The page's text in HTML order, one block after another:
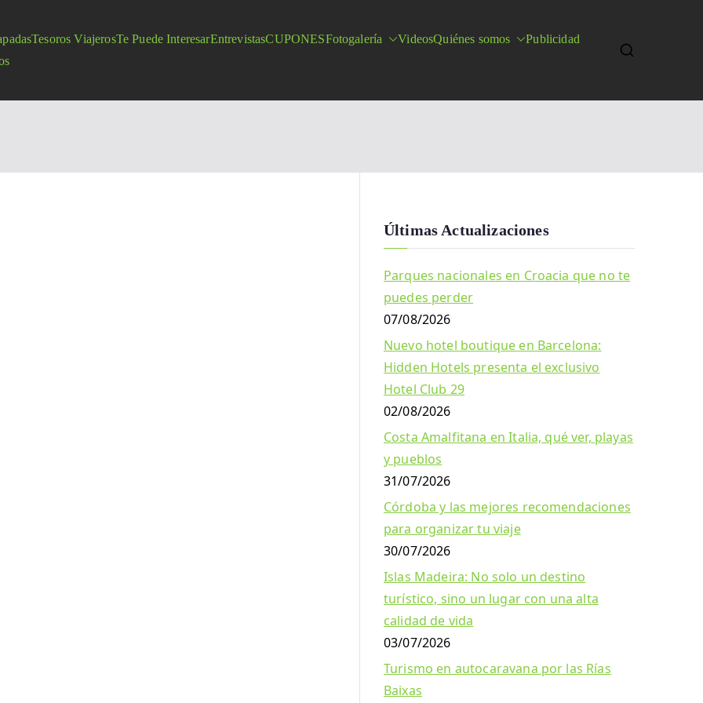
Tesoros ViajerosTe Puede InteresarEntrevistasCUPONESFotogalería VideosQuiénes somos
Publicidad
Últimas Actualizaciones
Parques nacionales en Croacia que no te
puedes perder
07/08/2026
Nuevo hotel boutique en Barcelona:
Hidden Hotels presenta el exclusivo
Hotel Club 29
02/08/2026
Costa Amalfitana en Italia, qué ver, playas
y pueblos
31/07/2026
Córdoba y las mejores recomendaciones
para organizar tu viaje
30/07/2026
Islas Madeira: No solo un destino
turístico, sino un lugar con una alta
calidad de vida
03/07/2026
Turismo en autocaravana por las Rías
Baixas